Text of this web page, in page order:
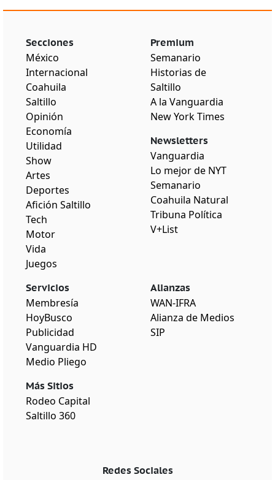
Secciones
México
Internacional
Coahuila
Saltillo
Opinión
Economía
Utilidad
Show
Artes
Deportes
Afición Saltillo
Tech
Motor
Vida
Juegos
Premium
Semanario
Historias de
Saltillo
A la Vanguardia
New York Times
Newsletters
Vanguardia
Lo mejor de NYT
Semanario
Coahuila Natural
Tribuna Política
V+List
Servicios
Membresía
HoyBusco
Publicidad
Vanguardia HD
Medio Pliego
Más Sitios
Rodeo Capital
Saltillo 360
Alianzas
WAN-IFRA
Alianza de Medios
SIP
Redes Sociales